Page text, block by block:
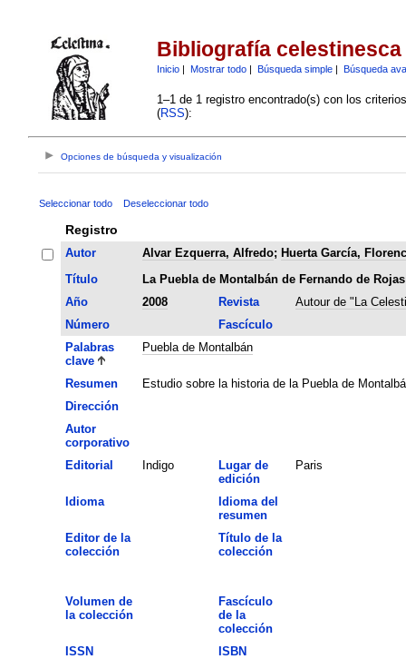
Bibliografía celestinesca
Inicio| Mostrar todo| Búsqueda simple| Búsqueda
1–1 de 1 registro encontrado(s) con los
(RSS):
Opciones de búsqueda y visualización
Seleccionar todo Deseleccionar todo
Registro
Autor Alvar Ezquerra, Alfredo; Huerta García,
Título
La Puebla de Montalbán de Fernando de Rojas
Año
2008 Revista
Autour de "La
Número
Fascículo
Palabras
clave
Puebla de Montalbán
Resumen
Estudio sobre la historia de la Puebla de
Dirección
Autor
corporativo
Editorial
Indigo
Lugar de
edición
Paris
Idioma
Idioma del
resumen
Editor de la
colección
Título de la
colección
Volumen de
la colección
Fascículo
de la
colección
ISSN
ISBN